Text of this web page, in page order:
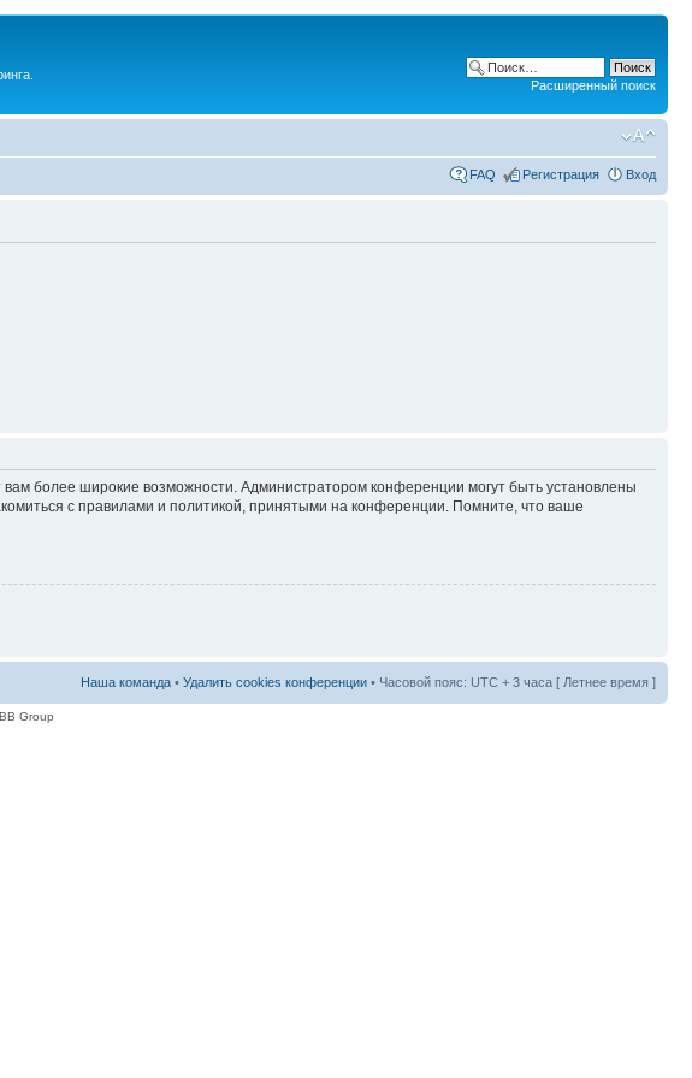
Расширенный поиск
FAQ Регистрация Вход
более широкие возможности. Администратором конференции могут быть установлены
с правилами и политикой, принятыми на конференции. Помните, что ваше
Наша команда • Удалить cookies конференции • Часовой пояс: UTC + 3 часа [ Летнее время ]
Group